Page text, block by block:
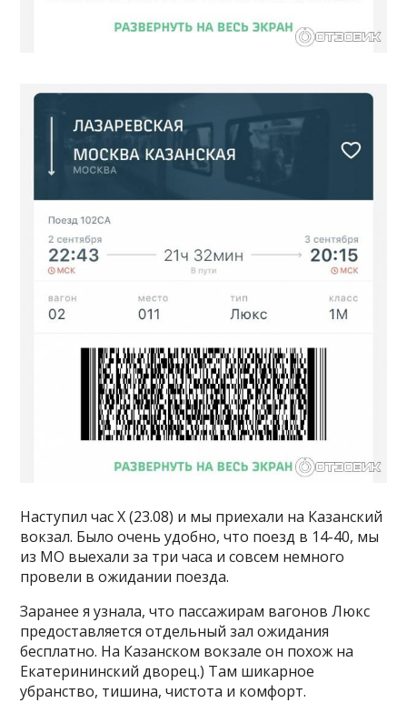
Наступил час Х (23.08) и мы приехали на Казанский
вокзал. Было очень удобно, что поезд в 14-40, мы
из МО выехали за три часа и совсем немного
провели в ожидании поезда.
Заранее я узнала, что пассажирам вагонов Люкс
предоставляется отдельный зал ожидания
бесплатно. На Казанском вокзале он похож на
Екатерининский дворец.) Там шикарное
убранство, тишина, чистота и комфорт.